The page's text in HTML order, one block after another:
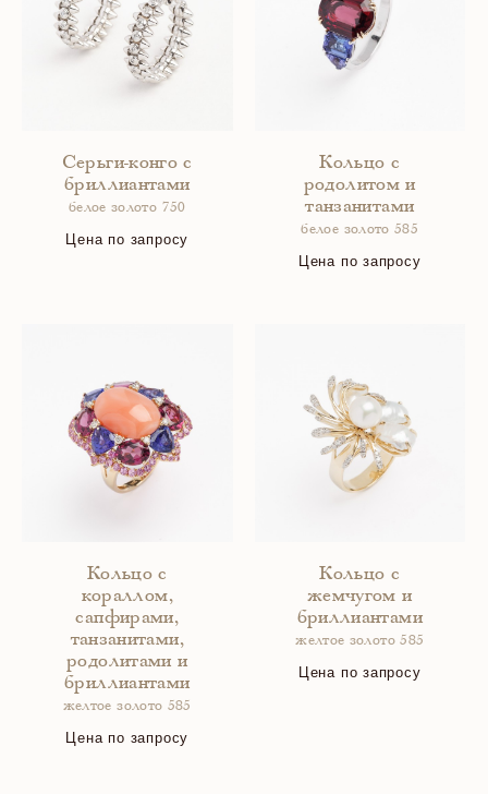
Серьги-конго с
бриллиантами
белое золото 750
Цена по запросу
Кольцо с
родолитом и
танзанитами
белое золото 585
Цена по запросу
Кольцо с
кораллом,
сапфирами,
танзанитами,
родолитами и
бриллиантами
желтое золото 585
Цена по запросу
Кольцо с
жемчугом и
бриллиантами
желтое золото 585
Цена по запросу